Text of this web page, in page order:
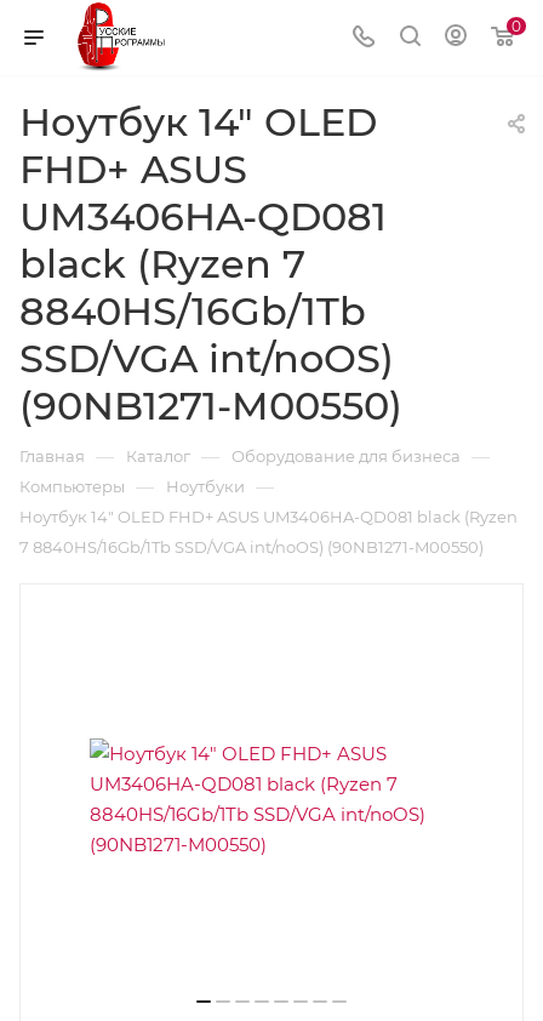
0
Ноутбук 14" OLED
FHD+ ASUS
UM3406HA-QD081
black (Ryzen 7
8840HS/16Gb/1Tb
SSD/VGA int/noOS)
(90NB1271-M00550)
Главная — Каталог — Оборудование для бизнеса —
Компьютеры — Ноутбуки —
Ноутбук 14" OLED FHD+ ASUS UM3406HA-QD081 black (Ryzen
7 8840HS/16Gb/1Tb SSD/VGA int/noOS) (90NB1271-M00550)